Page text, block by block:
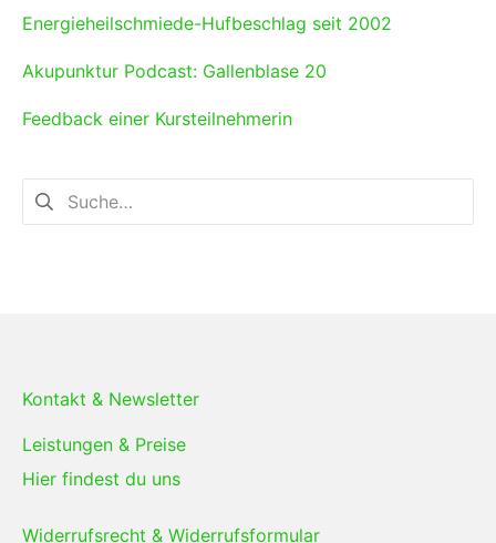
Energieheilschmiede-Hufbeschlag seit 2002
Akupunktur Podcast: Gallenblase 20
Feedback einer Kursteilnehmerin
Suchen
nach:
Kontakt & Newsletter
Leistungen & Preise
Hier findest du uns
Widerrufsrecht & Widerrufsformular